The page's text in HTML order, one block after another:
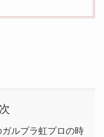
ルプラ虹プロの時